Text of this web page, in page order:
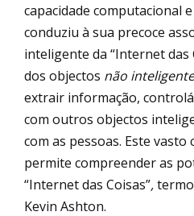
capacidade computacional
conduziu à sua precoce
inteligente da “Internet das
dos objectos não
extrair informação,
com outros objectos
com as pessoas. Este vasto
permite compreender as
“Internet das Coisas”,
Kevin Ashton.